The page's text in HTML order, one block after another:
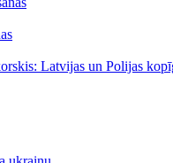
Latvijas un Polijas